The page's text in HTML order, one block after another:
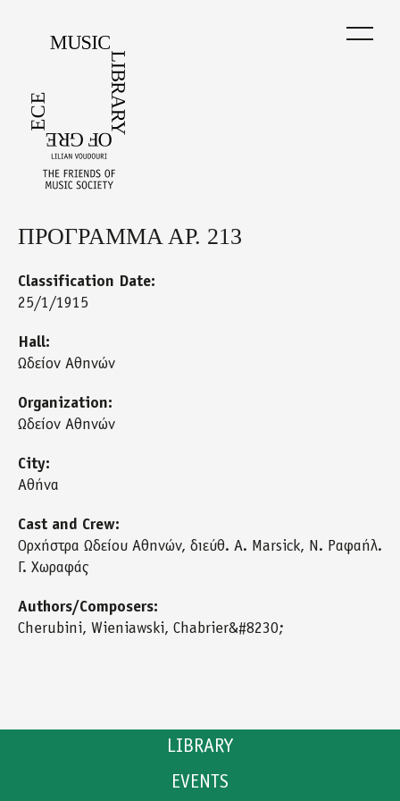
LIBRARY
CATALOGUE
EVENTS
Back
top
ΠΡΟΓΡΑΜΜΑ ΑΡ. 213
Classification Date:
25/1/1915
Hall:
Ωδείον Αθηνών
Organization:
Ωδείον Αθηνών
City:
Αθήνα
Cast and Crew:
Ορχήστρα Ωδείου Αθηνών, διεύθ. A. Marsick, Ν. Ραφαήλ.
Γ. Χωραφάς
Authors/Composers:
Cherubini, Wieniawski, Chabrier&#8230;